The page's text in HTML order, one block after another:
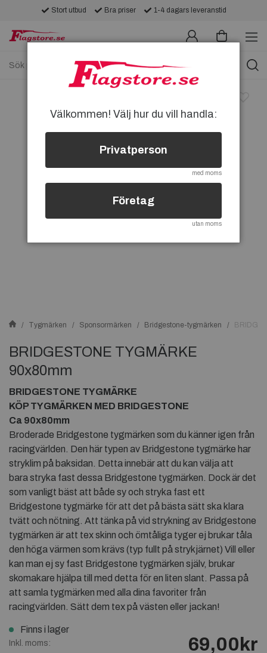
Stort utbud Bra priser 1-4 dagars leveranstid
Tygmärken Sponsormärken Bridgestone-tygmärken
BRIDGESTONE TYGMÄRKE
90x80mm
BRIDGESTONE TYGMÄRKE
KÖP TYGMÄRKEN MED BRIDGESTONE
Ca 90x80mm
Broderade Bridgestone tygmärken som du känner igen från
racingvärlden. Den här typen av Bridgestone tygmärke har
stryklim på baksidan. Detta innebär att du kan välja att
bara stryka fast dessa Bridgestone tygmärken. Dock är det
som vanligt bäst att både sy och stryka fast ett
Bridgestone tygmärke för att det på bästa sätt ska klara
tvätt och nötning. Att tänka på vid strykning av Bridgestone
tygmärken är att tex skinn och ömtåliga tyger ej brukar tåla
den höga värmen som krävs (typ fullt på strykjärnet) Vill eller
kan man ej sy fast Bridgestone tygmärken själv, brukar
skomakare hjälpa till med detta för en liten slant. Passa på
att samla tygmärken med alla dina favoriter från
racingvärlden. Sätt dem tex på västen eller jackan!
Finns i lager
Inkl. moms: 69,00kr
Välkommen! Välj hur du vill handla:
Privatperson
med moms
Företag
utan moms